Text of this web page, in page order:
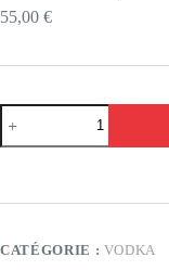
55,00 €
CATÉGORIE : VODKA